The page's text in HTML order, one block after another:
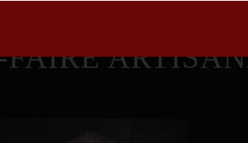
FAIRE